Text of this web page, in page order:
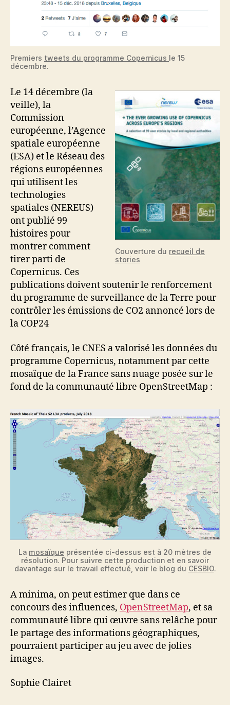
Premiers tweets du programme Copernicus le 15
décembre.
Couverture du recueil de
stories
Le 14 décembre (la
veille), la
Commission
européenne, l’Agence
spatiale européenne
(ESA) et le Réseau des
régions européennes
qui utilisent les
technologies
spatiales (NEREUS)
ont publié 99
histoires pour
montrer comment
tirer parti de
Copernicus. Ces
publications doivent soutenir le renforcement
du programme de surveillance de la Terre pour
contrôler les émissions de CO2 annoncé lors de
la COP24
Côté français, le CNES a valorisé les données du
programme Copernicus, notamment par cette
mosaïque de la France sans nuage posée sur le
fond de la communauté libre OpenStreetMap :
La mosaïque présentée ci-dessus est à 20 mètres de
résolution. Pour suivre cette production et en savoir
davantage sur le travail effectué, voir le blog du CESBIO.
A minima, on peut estimer que dans ce
concours des influences, OpenStreetMap, et sa
communauté libre qui œuvre sans relâche pour
le partage des informations géographiques,
pourraient participer au jeu avec de jolies
images.
Sophie Clairet